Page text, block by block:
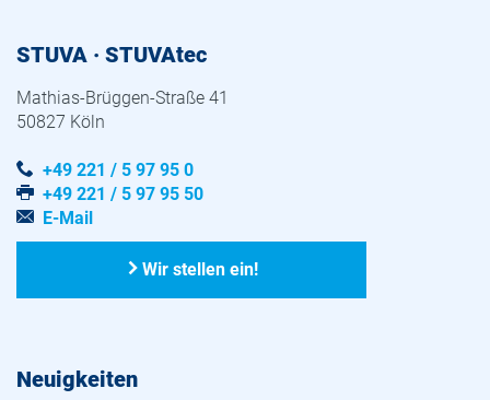
STUVA · STUVAtec
Mathias-Brüggen-Straße 41
50827 Köln
+49 221 / 5 97 95 0
+49 221 / 5 97 95 50
E-Mail
Wir stellen ein!
Neuigkeiten